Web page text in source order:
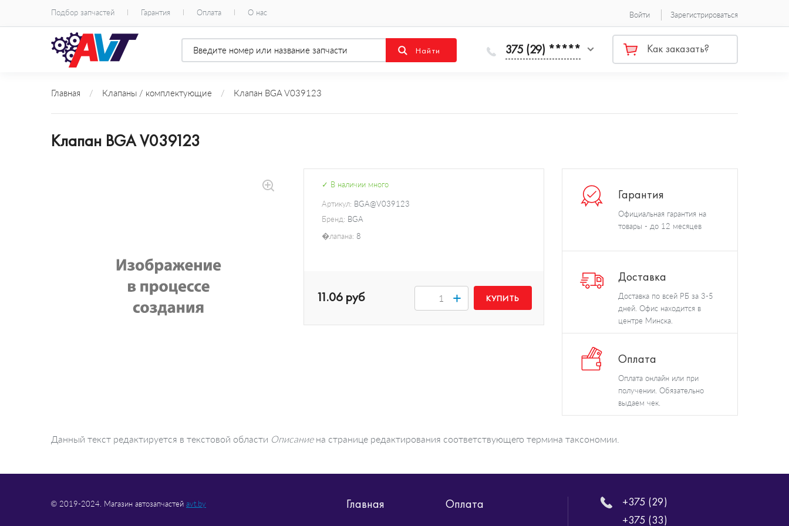
Войти Зарегистрироваться
Подбор запчастей Гарантия Оплата О нас
375 (29) ***** Как заказать?
Главная / Клапаны / комплектующие / Клапан BGA V039123
Клапан BGA V039123
✓ В наличии много
Артикул: BGA@V039123
Бренд: BGA
�лапана: 8
11.06 руб +
Гарантия
Официальная гарантия на
товары - до 12 месяцев
Доставка
Доставка по всей РБ за 3-5
дней. Офис находится в
центре Минска.
Оплата
Оплата онлайн или при
получении. Обязательно
выдаем чек.
Данный текст редактируется в текстовой области Описаниена странице редактирования соответствующего термина таксономии.
Главная
Оплата
+375 (29)
+375 (33)
© 2019-2024. Магазин автозапчастей avt.by